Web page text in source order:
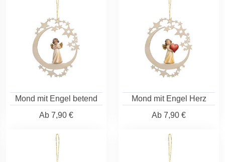
Mond mit Engel betend
Ab 7,90 €
Mond mit Engel Herz
Ab 7,90 €